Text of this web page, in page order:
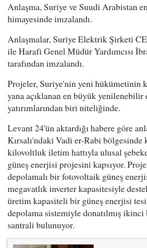
Anlaşma, Suriye ve Suudi Arabistan
himayesinde imzalandı.
Anlaşmalar, Suriye Elektrik Şirketi
ile Harafi Genel Müdür Yardımcısı
tarafından imzalandı.
Projeler, Suriye'nin yeni hükümetinin
yana açıklanan en büyük yenilenebilir
yatırımlarından biri niteliğinde.
Levant 24'ün aktardığı habere göre
Kırsalı'ndaki Vadi er-Rabi bölgesinde
kilovoltluk iletim hattıyla ulusal
güneş enerjisi projesini kapsıyor.
depolamalı bir fotovoltaik güneş
megavatlık inverter kapasitesiyle
üretim kapasiteli bir güneş enerjisi
depolama sistemiyle donatılmış
santrali bulunuyor.